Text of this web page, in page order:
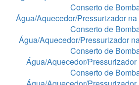
Conserto de
Água/Aquecedor/Pressurizador
Conserto de
Água/Aquecedor/Pressurizador
Conserto de
Água/Aquecedor/
Conserto de